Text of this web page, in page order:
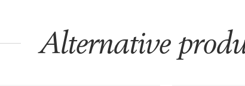
fra den
der er
unikke tekstur,
Alternative